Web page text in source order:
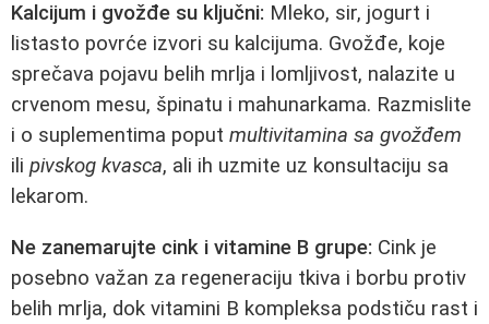
Kalcijum i gvožđe su ključni: Mleko, sir, jogurt i
listasto povrće izvori su kalcijuma. Gvožđe, koje
sprečava pojavu belih mrlja i lomljivost, nalazite u
crvenom mesu, špinatu i mahunarkama. Razmislite
i o suplementima poput multivitamina sa gvožđem
ili pivskog kvasca, ali ih uzmite uz konsultaciju sa
lekarom.
Ne zanemarujte cink i vitamine B grupe: Cink je
posebno važan za regeneraciju tkiva i borbu protiv
belih mrlja, dok vitamini B kompleksa podstiču rast i